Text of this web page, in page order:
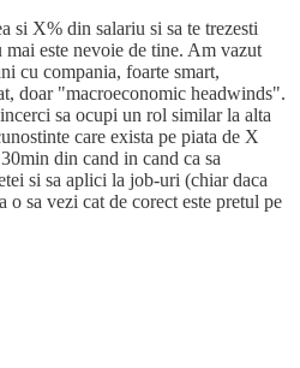
si X% din salariu si sa te trezesti
este nevoie de tine. Am vazut
cu compania, foarte smart,
doar "macroeconomic headwinds".
sa ocupi un rol similar la alta
care exista pe piata de X
din cand in cand ca sa
si sa aplici la job-uri (chiar daca
o sa vezi cat de corect este pretul pe